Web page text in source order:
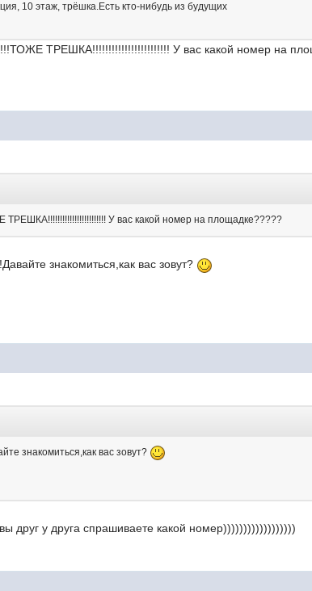
10 этаж, трёшка.Есть кто-нибудь из будущих
ТРЕШКА!!!!!!!!!!!!!!!!!!!!!!!! У вас какой номер на
У вас какой номер на площадке?????
знакомиться,как вас зовут?
знакомиться,как вас зовут?
друг у друга спрашиваете какой номер))))))))))))))))))